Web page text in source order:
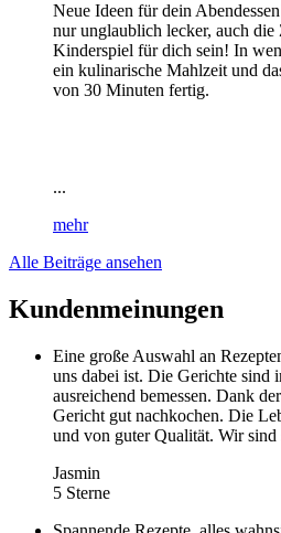
Neue Ideen für dein
nur unglaublich lecker, auch
Kinderspiel für dich sein! In
ein kulinarische Mahlzeit und
von 30 Minuten fertig.
...
mehr
Alle Beiträge ansehen
Kundenmeinungen
Eine große Auswahl an
uns dabei ist. Die Gerichte sind
ausreichend bemessen. Dank
Gericht gut nachkochen. Die
und von guter Qualität. Wir sind
Jasmin
5 Sterne